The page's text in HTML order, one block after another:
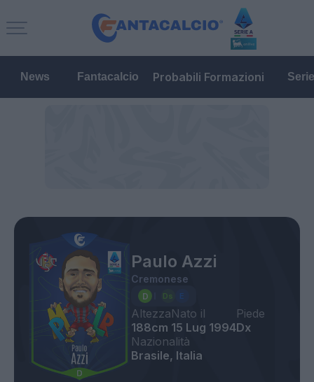
News Fantacalcio Probabili Formazioni
Paulo Azzi
Cremonese
Altezza
188cm
Nato il
15 Lug 1994
Piede
Dx
Nazionalità
Brasile, Italia